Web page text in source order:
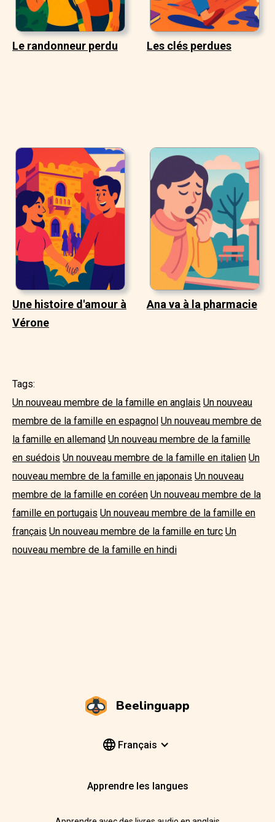
Le randonneur perdu Les clés perdues
Une histoire d'amour à
Vérone
Ana va à la pharmacie
Tags:
Un nouveau membre de la famille en anglais Un nouveau
membre de la famille en espagnol Un nouveau membre de
la famille en allemand Un nouveau membre de la famille
en suédois Un nouveau membre de la famille en italien Un
nouveau membre de la famille en japonais Un nouveau
membre de la famille en coréen Un nouveau membre de la
famille en portugais Un nouveau membre de la famille en
français Un nouveau membre de la famille en turc Un
nouveau membre de la famille en hindi
Beelinguapp
Français
Apprendre les langues